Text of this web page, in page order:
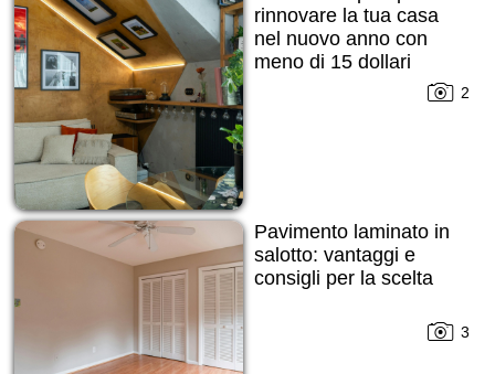
rinnovare la tua casa
nel nuovo anno con
meno di 15 dollari
2
Pavimento laminato in
salotto: vantaggi e
consigli per la scelta
3